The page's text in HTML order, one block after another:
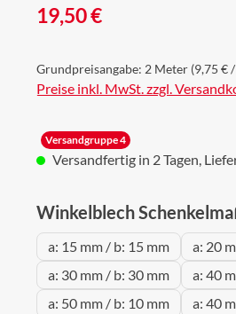
Regulärer Preis:
19,50 €
Grundpreisangabe: 2 Meter (9,75 €
Preise inkl. MwSt. zzgl.
Versandgruppe 4
Versandfertig in 2 Tagen,
Winkelblech
a: 15 mm / b: 15 mm
a: 20
a: 30 mm / b: 30 mm
a: 40
a: 50 mm / b: 10 mm
a: 40